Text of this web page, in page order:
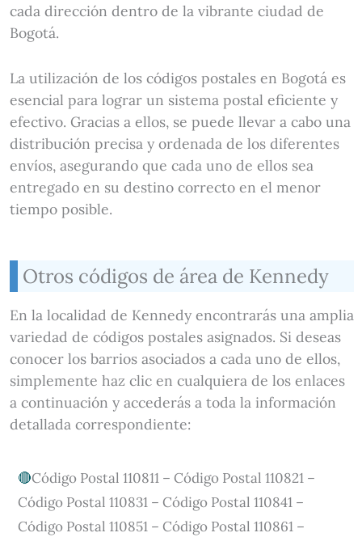
cada dirección dentro de la vibrante ciudad de
Bogotá.
La utilización de los códigos postales en Bogotá es
esencial para lograr un sistema postal eficiente y
efectivo. Gracias a ellos, se puede llevar a cabo una
distribución precisa y ordenada de los diferentes
envíos, asegurando que cada uno de ellos sea
entregado en su destino correcto en el menor
tiempo posible.
Otros códigos de área de Kennedy
En la localidad de Kennedy encontrarás una amplia
variedad de códigos postales asignados. Si deseas
conocer los barrios asociados a cada uno de ellos,
simplemente haz clic en cualquiera de los enlaces
a continuación y accederás a toda la información
detallada correspondiente:
Código Postal 110811 – Código Postal 110821 –
Código Postal 110831 – Código Postal 110841 –
Código Postal 110851 – Código Postal 110861 –